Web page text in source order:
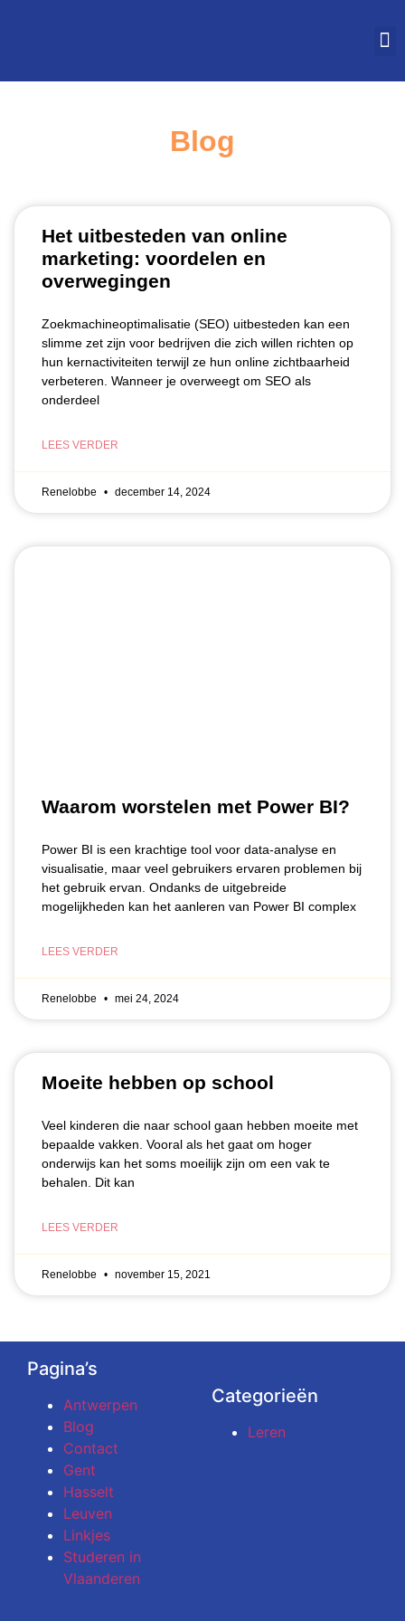
Blog
Het uitbesteden van online
marketing: voordelen en
overwegingen
Zoekmachineoptimalisatie (SEO) uitbesteden kan een
slimme zet zijn voor bedrijven die zich willen richten op
hun kernactiviteiten terwijl ze hun online zichtbaarheid
verbeteren. Wanneer je overweegt om SEO als
onderdeel
LEES VERDER
Renelobbe december 14, 2024
Waarom worstelen met Power BI?
Power BI is een krachtige tool voor data-analyse en
visualisatie, maar veel gebruikers ervaren problemen bij
het gebruik ervan. Ondanks de uitgebreide
mogelijkheden kan het aanleren van Power BI complex
LEES VERDER
Renelobbe mei 24, 2024
Moeite hebben op school
Veel kinderen die naar school gaan hebben moeite met
bepaalde vakken. Vooral als het gaat om hoger
onderwijs kan het soms moeilijk zijn om een vak te
behalen. Dit kan
LEES VERDER
Renelobbe november 15, 2021
Pagina’s
Antwerpen
Blog
Contact
Gent
Hasselt
Leuven
Linkjes
Studeren in
Vlaanderen
Categorieën
Leren